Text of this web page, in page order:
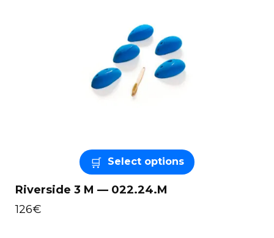
Select options
Riverside 3 M — 022.24.M
126€